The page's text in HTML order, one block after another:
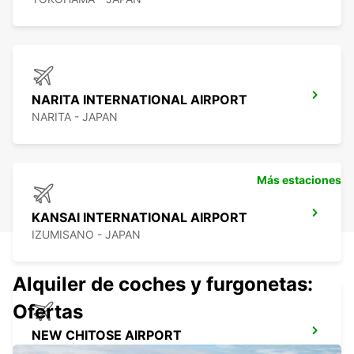
NARITA INTERNATIONAL AIRPORT
NARITA - JAPAN
KANSAI INTERNATIONAL AIRPORT
IZUMISANO - JAPAN
NEW CHITOSE AIRPORT
Más estaciones
Alquiler de coches y furgonetas:
Ofertas